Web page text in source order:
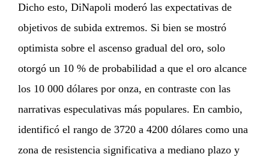
Dicho esto, DiNapoli moderó las expectativas de
objetivos de subida extremos. Si bien se mostró
optimista sobre el ascenso gradual del oro, solo
otorgó un 10 % de probabilidad a que el oro alcance
los 10 000 dólares por onza, en contraste con las
narrativas especulativas más populares. En cambio,
identificó el rango de 3720 a 4200 dólares como una
zona de resistencia significativa a mediano plazo y